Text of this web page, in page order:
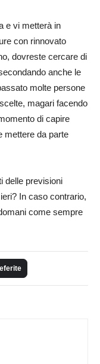
e vi metterà in
con rinnovato
dovreste cercare di
anche le
molte persone
magari facendo
di capire
mettere da parte
delle previsioni
In caso contrario,
come sempre